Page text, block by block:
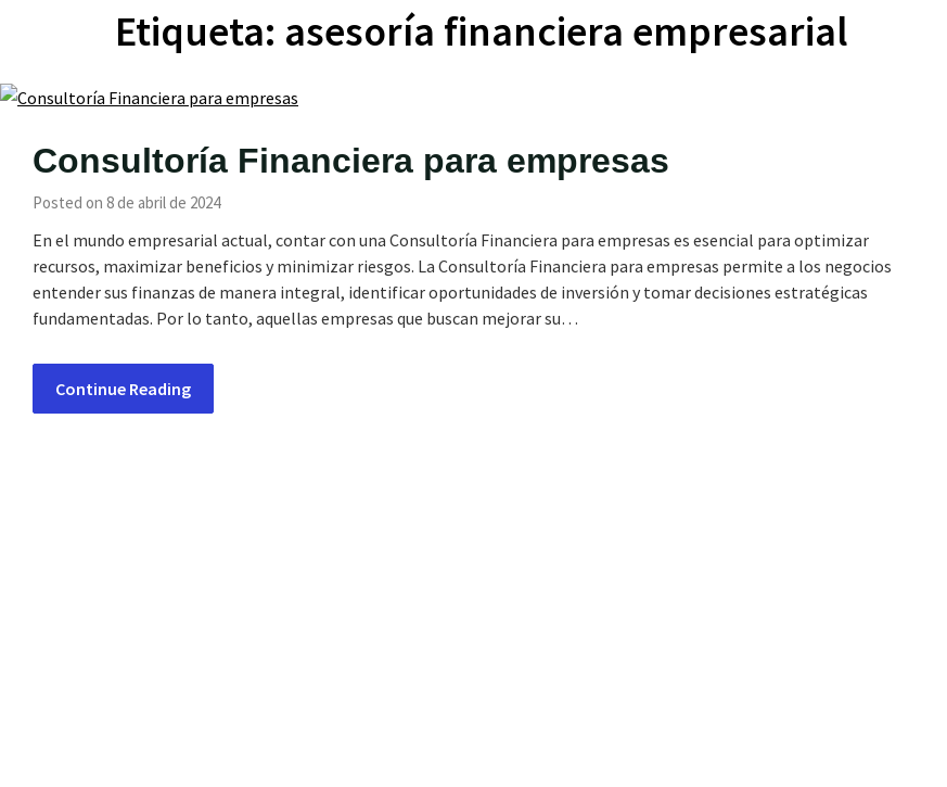
Etiqueta: asesoría financiera empresarial
Consultoría Financiera para empresas
Posted on 8 de abril de 2024
En el mundo empresarial actual, contar con una Consultoría Financiera para empresas es esencial para optimizar
recursos, maximizar beneficios y minimizar riesgos. La Consultoría Financiera para empresas permite a los negocios
entender sus finanzas de manera integral, identificar oportunidades de inversión y tomar decisiones estratégicas
fundamentadas. Por lo tanto, aquellas empresas que buscan mejorar su…
Continue Reading